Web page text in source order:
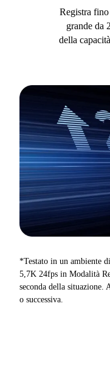
Registra
grande da
della
*Testato in un ambiente
5,7K 24fps in Modalità
seconda della
o successiva.